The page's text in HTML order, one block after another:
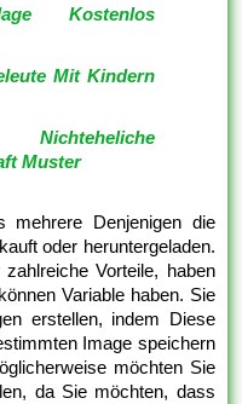
Kostenlos
Mit Kindern
Muster
mehrere Denjenigen die
oder heruntergeladen.
Vorteile, haben
Variable haben. Sie
erstellen, indem Diese
Image speichern
möchten Sie
da Sie möchten, dass